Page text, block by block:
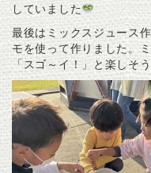
していました
最後はミックスジュース
モを使って作りました。
「スゴ～イ！」と楽しそ